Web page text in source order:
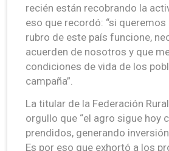
recién están recobrando la
eso que recordó: “si
rubro de este país funcione,
acuerden de nosotros y que
condiciones de vida de los
campaña”.
La titular de la Federación
orgullo que “el agro sigue hoy
prendidos, generando
Es por eso que exhortó a los